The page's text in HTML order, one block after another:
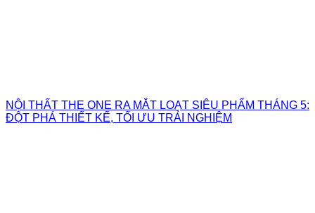
NỘI THẤT THE ONE RA MẮT LOẠT SIÊU PHẨM THÁNG 5:
ĐỘT PHÁ THIẾT KẾ, TỐI ƯU TRẢI NGHIỆM